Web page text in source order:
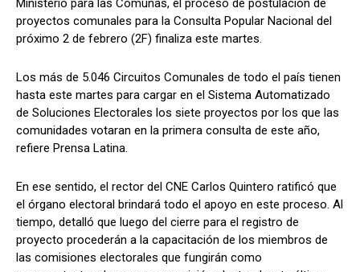
Ministerio para las Comunas, el proceso de postulación de
proyectos comunales para la Consulta Popular Nacional del
próximo 2 de febrero (2F) finaliza este martes.
Los más de 5.046 Circuitos Comunales de todo el país tienen
hasta este martes para cargar en el Sistema Automatizado
de Soluciones Electorales los siete proyectos por los que las
comunidades votaran en la primera consulta de este año,
refiere Prensa Latina.
En ese sentido, el rector del CNE Carlos Quintero ratificó que
el órgano electoral brindará todo el apoyo en este proceso. Al
tiempo, detalló que luego del cierre para el registro de
proyecto procederán a la capacitación de los miembros de
las comisiones electorales que fungirán como